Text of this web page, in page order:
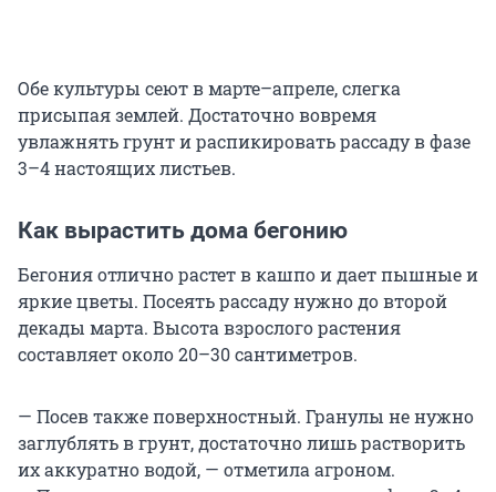
Обе культуры сеют в марте–апреле, слегка
присыпая землей. Достаточно вовремя
увлажнять грунт и распикировать рассаду в фазе
3–4 настоящих листьев.
Как вырастить дома бегонию
Бегония отлично растет в кашпо и дает пышные и
яркие цветы. Посеять рассаду нужно до второй
декады марта. Высота взрослого растения
составляет около 20–30 сантиметров.
— Посев также поверхностный. Гранулы не нужно
заглублять в грунт, достаточно лишь растворить
их аккуратно водой, — отметила агроном.